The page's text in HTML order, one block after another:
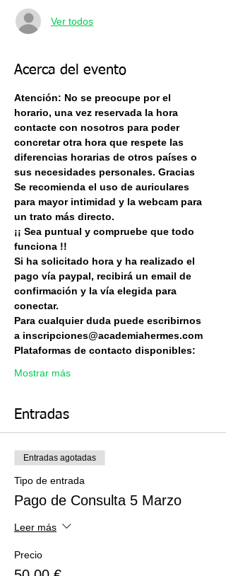
Ver todos
Acerca del evento
Atención: No se preocupe por el
horario, una vez reservada la hora
contacte con nosotros para poder
concretar otra hora que respete las
diferencias horarias de otros países o
sus necesidades personales. Gracias
Se recomienda el uso de auriculares
para mayor intimidad y la webcam para
un trato más directo.
¡¡ Sea puntual y compruebe que todo
funciona !!
Si ha solicitado hora y ha realizado el
pago vía paypal, recibirá un email de
confirmación y la vía elegida para
conectar.
Para cualquier duda puede escribirnos
a inscripciones@academiahermes.com
Plataformas de contacto disponibles:
Mostrar más
Entradas
Entradas agotadas
Tipo de entrada
Pago de Consulta 5 Marzo
Leer más
Precio